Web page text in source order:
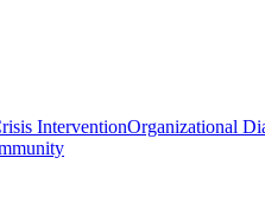
InterventionOrganizational